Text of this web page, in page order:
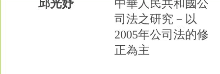
邱光妤
中華人民共和國公
司法之研究－以
2005年公司法的修
正為主